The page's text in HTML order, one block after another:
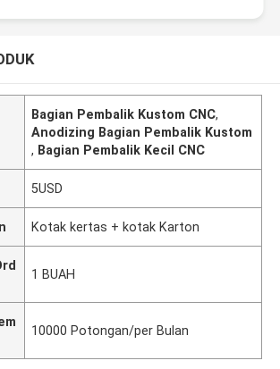
Bagian Pembalik Kustom CNC,
Anodizing Bagian Pembalik Kustom
, Bagian Pembalik Kecil CNC
5USD
Kotak kertas + kotak Karton
1 BUAH
10000 Potongan/per Bulan